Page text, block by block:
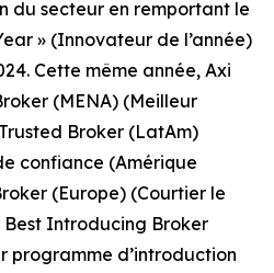
du secteur en remportant le
» (Innovateur de l’année)
Cette même année, Axi
(MENA) (Meilleur
Broker (LatAm)
confiance (Amérique
(Europe) (Courtier le
Introducing Broker
programme d’introduction